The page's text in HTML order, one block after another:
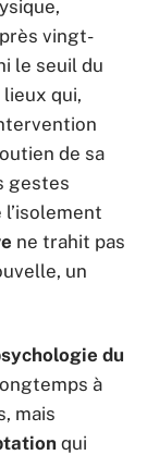
vingt-
le seuil du
lieux qui,
de sa
gestes
ne trahit pas
un
du
à
mais
qui